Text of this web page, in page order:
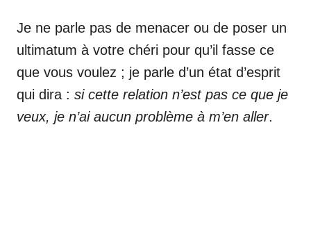
Je ne parle pas de menacer ou de poser un
ultimatum à votre chéri pour qu’il fasse ce
que vous voulez ; je parle d’un état d’esprit
qui dira : si cette relation n’est pas ce que je
veux, je n’ai aucun problème à m’en aller.